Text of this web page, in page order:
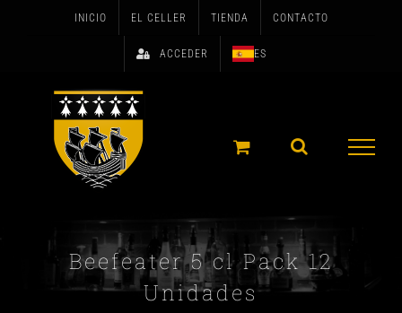
INICIO EL CELLER TIENDA CONTACTO
ACCEDER ES
Beefeater 5 cl Pack 12
Unidades